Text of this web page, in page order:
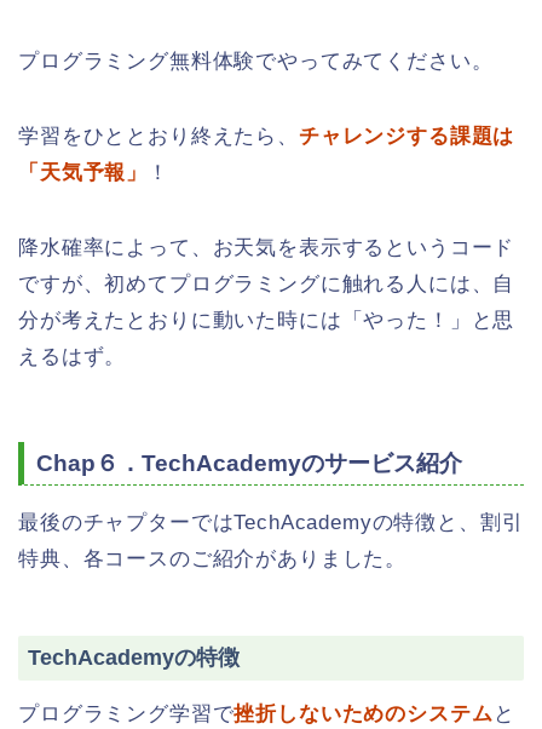
プログラミング無料体験でやってみてください。
学習をひととおり終えたら、 チャレンジする課題は
「天気予報」
！
降水確率によって、お天気を表示するというコード
ですが、初めてプログラミングに触れる人には、自
分が考えたとおりに動いた時には「やった！」と思
えるはず。
Chap６．TechAcademyのサービス紹介
最後のチャプターではTechAcademyの特徴と、割引
特典、各コースのご紹介がありました。
TechAcademyの特徴
プログラミング学習で挫折しないためのシステム と